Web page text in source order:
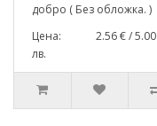
добро ( Без обложка. )
Цена: 2.56 € / 5.00
лв.